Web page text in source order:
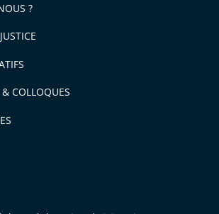
?
COLLOQUES